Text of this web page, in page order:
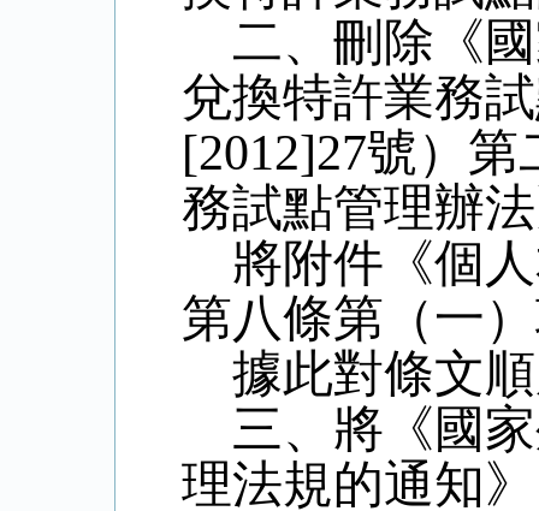
二、刪除《
兌換特許業務
[2012]27號）第
務試點管理辦
將附件《個
第八條第（一
據此對條文
三、將《國
理法規的通知